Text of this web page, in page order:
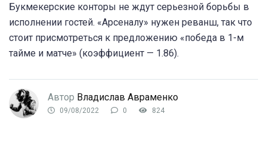
Букмекерские конторы не ждут серьезной борьбы в
исполнении гостей. «Арсеналу» нужен реванш, так что
стоит присмотреться к предложению «победа в 1-м
тайме и матче» (коэффициент — 1.86).
Автор Владислав Авраменко
09/08/2022 0 824